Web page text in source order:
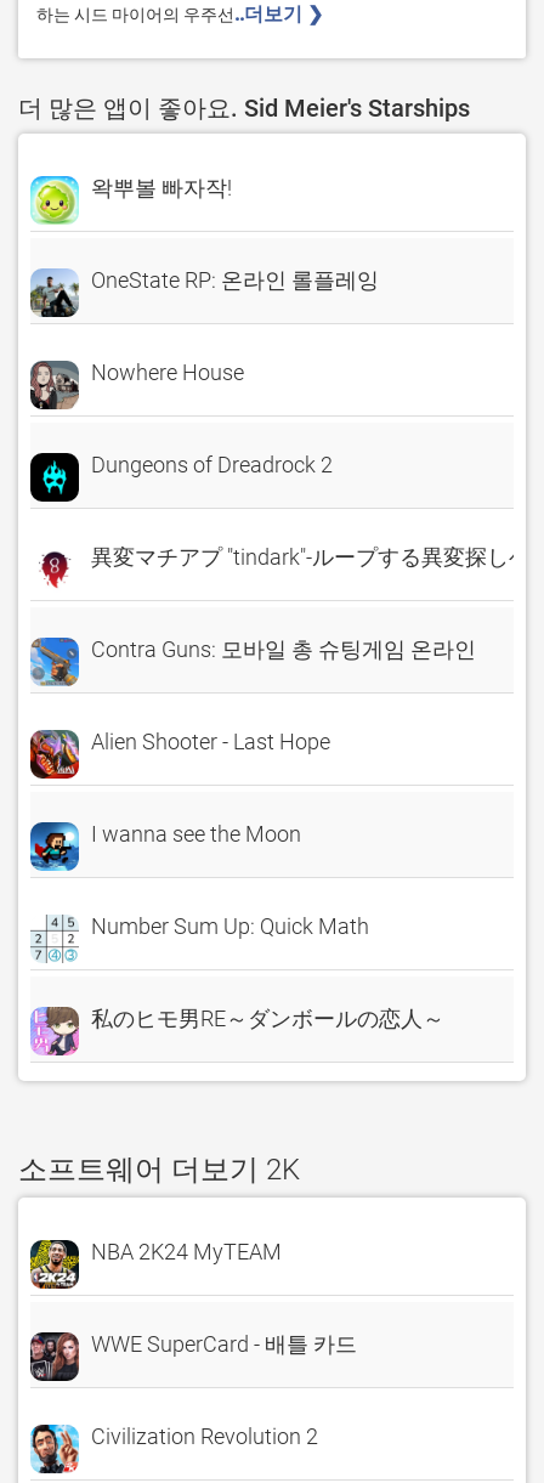
하는 시드 마이어의 우주선..더보기 ❯
더 많은 앱이 좋아요. Sid Meier's Starships
왁뿌볼 빠자작!
OneState RP: 온라인 롤플레잉
Nowhere House
Dungeons of Dreadrock 2
異変マチアプ "tindark"-ループする異変探しゲ
Contra Guns: 모바일 총 슈팅게임 온라인
Alien Shooter - Last Hope
I wanna see the Moon
Number Sum Up: Quick Math
私のヒモ男RE～ダンボールの恋人～
소프트웨어 더보기 2K
NBA 2K24 MyTEAM
WWE SuperCard - 배틀 카드
Civilization Revolution 2